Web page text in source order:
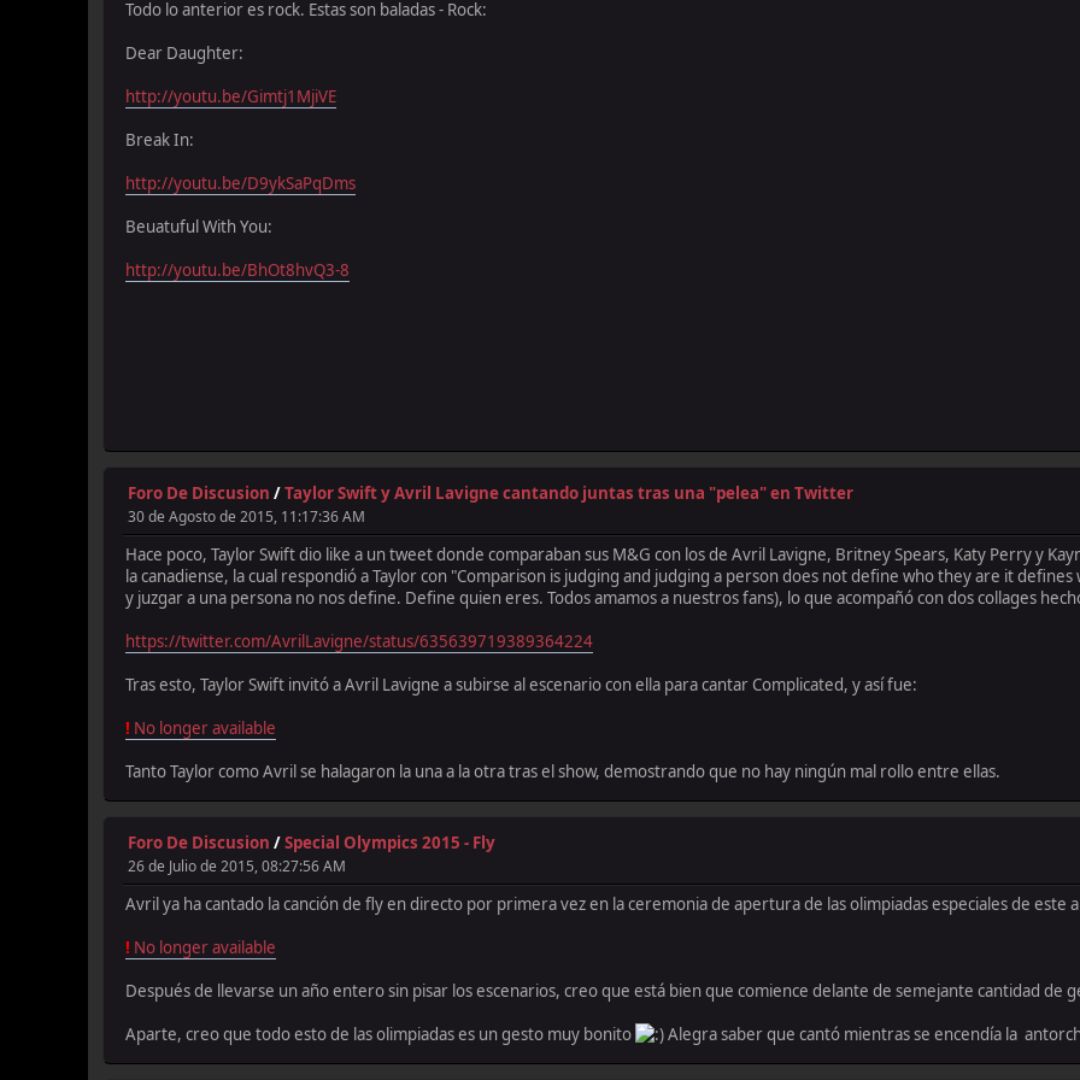
Todo lo anterior es rock. Estas son baladas - Rock:
Dear Daughter:
http://youtu.be/Gimtj1MjiVE
Break In:
http://youtu.be/D9ykSaPqDms
Beuatuful With You:
http://youtu.be/BhOt8hvQ3-8
Foro De Discusion /Taylor Swift y Avril Lavigne cantando juntas tras una "pelea" en Twitter
30 de Agosto de 2015, 11:17:36 AM
Hace poco, Taylor Swift dio like a un tweet donde comparaban sus M&G con los de Avril Lavigne, Britney Spears, Katy Perry y
la canadiense, la cual respondió a Taylor con "Comparison is judging and judging a person does not define who they are it
y juzgar a una persona no nos define. Define quien eres. Todos amamos a nuestros fans), lo que acompañó con dos collages
https://twitter.com/AvrilLavigne/status/635639719389364224
Tras esto, Taylor Swift invitó a Avril Lavigne a subirse al escenario con ella para cantar Complicated, y así fue:
! No longer available
Tanto Taylor como Avril se halagaron la una a la otra tras el show, demostrando que no hay ningún mal rollo entre ellas.
Foro De Discusion /Special Olympics 2015 - Fly
26 de Julio de 2015, 08:27:56 AM
Avril ya ha cantado la canción de fly en directo por primera vez en la ceremonia de apertura de las olimpiadas especiales de este
! No longer available
Después de llevarse un año entero sin pisar los escenarios, creo que está bien que comience delante de semejante cantidad de
Aparte, creo que todo esto de las olimpiadas es un gesto muy bonito
Alegra saber que cantó mientras se encendía la